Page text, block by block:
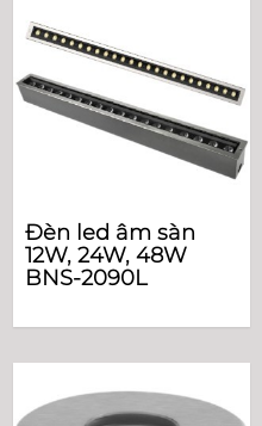
Đèn led âm sàn
12W, 24W, 48W
BNS-2090L